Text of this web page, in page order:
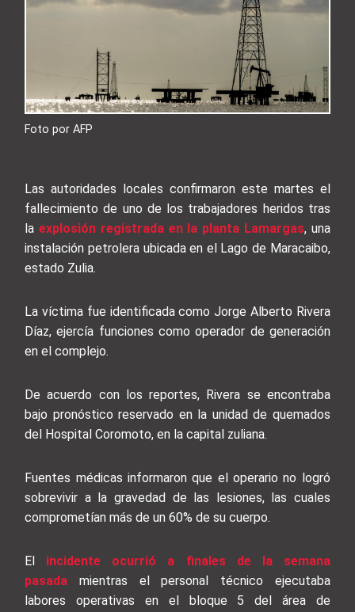
Foto por AFP
Las autoridades locales confirmaron este martes el
fallecimiento de uno de los trabajadores heridos tras
laexplosión registrada en la planta Lamargas, una
instalación petrolera ubicada en el Lago de Maracaibo,
estado Zulia.
La víctima fue identificada como Jorge Alberto Rivera
Díaz, ejercía funciones como operador de generación
en el complejo.
De acuerdo con los reportes, Rivera se encontraba
bajo pronóstico reservado en la unidad de quemados
del Hospital Coromoto, en la capital zuliana.
Fuentes médicas informaron que el operario no logró
sobrevivir a la gravedad de las lesiones, las cuales
comprometían más de un 60% de su cuerpo.
El incidente ocurrió a finales de la semana
pasada mientras el personal técnico ejecutaba
labores operativas en el bloque 5 del área de